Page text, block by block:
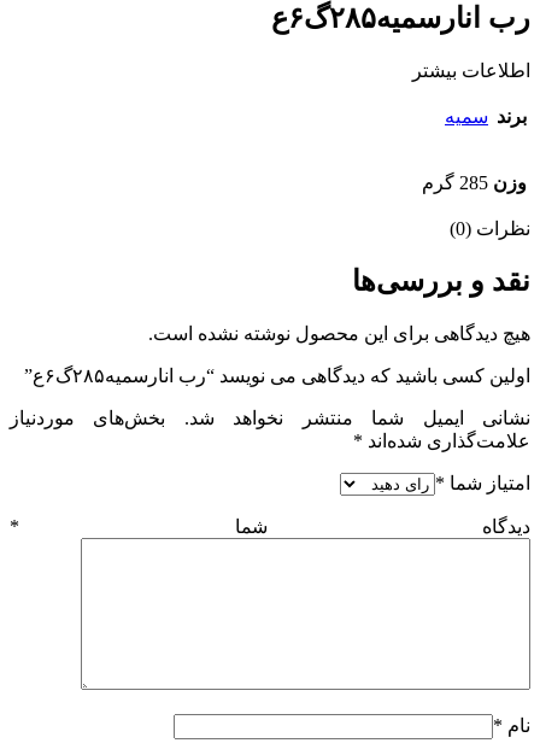
رب انارسمیه۲۸۵گ۶ع
اطلاعات بیشتر
برند سمیه
وزن 285 گرم
نظرات (0)
نقد و بررسی‌ها
هیچ دیدگاهی برای این محصول نوشته نشده است.
اولین کسی باشید که دیدگاهی می نویسد “رب انارسمیه۲۸۵گ۶ع”
نشانی ایمیل شما منتشر نخواهد شد.
بخش‌های موردنیاز
علامت‌گذاری شده‌اند *
امتیاز شما *
دیدگاه شما *
نام *